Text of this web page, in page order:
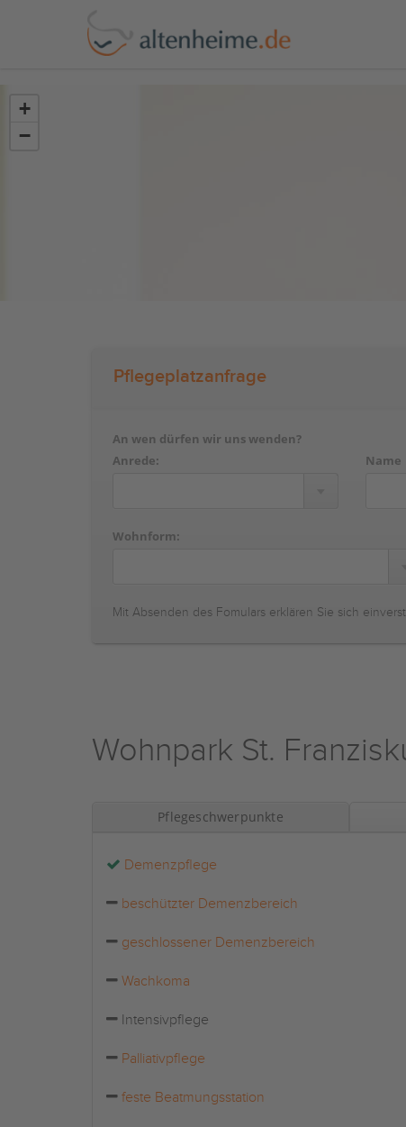
+
−
Pflegeplatzanfrage
An wen dürfen wir uns wenden?
Anrede:
Name
Wohnform:
Mit Absenden des Fomulars erklären Sie sich
Wohnpark St.
Pflegeschwerpunkte
Demenzpflege
beschützter Demenzbereich
geschlossener Demenzbereich
Wachkoma
Intensivpflege
Palliativpflege
feste Beatmungsstation